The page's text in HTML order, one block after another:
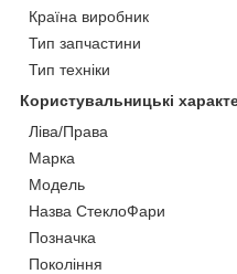
Країна виробник
Тип запчастини
Тип техніки
Користувальницькі
Ліва/Права
Марка
Мoдель
Назва СтеклоФари
Позначка
Покоління